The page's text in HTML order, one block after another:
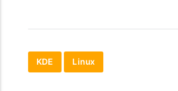
KDE Linux